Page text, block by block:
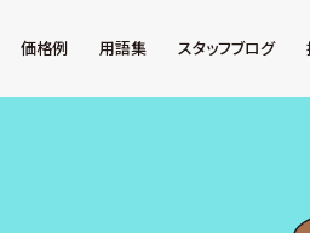
価格例 用語集 スタッフブログ